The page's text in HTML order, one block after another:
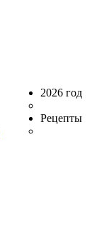
2026 год
Рецепты